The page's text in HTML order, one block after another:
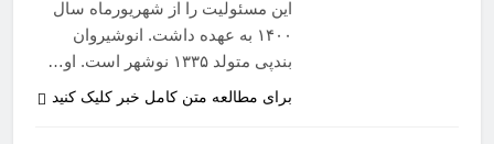
این مسئولیت را از شهریورماه سال
۱۴۰۰ به عهده داشت. انوشیروان
بندپی متولد ۱۳۳۵ نوشهر است. او…
برای مطالعه متن کامل خبر کلیک کنید